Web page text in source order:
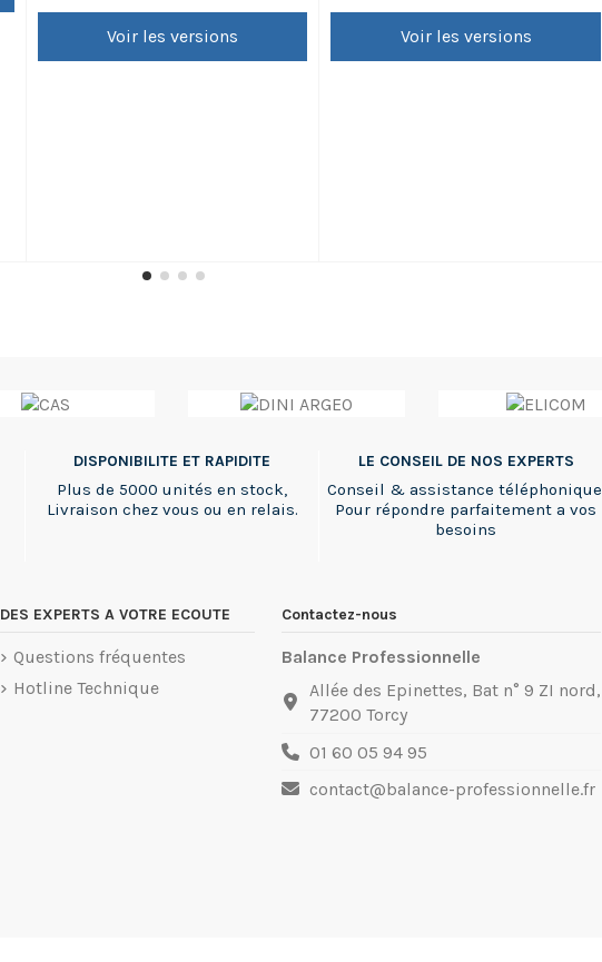
Voir les versions Voir les versions
DISPONIBILITE ET RAPIDITE
Plus de 5000 unités en stock,
Livraison chez vous ou en relais.
LE CONSEIL DE NOS EXPERTS
Conseil & assistance téléphonique,
Pour répondre parfaitement a vos
besoins
DES EXPERTS A VOTRE ECOUTE
Questions fréquentes
Hotline Technique
Contactez-nous
Balance Professionnelle
Allée des Epinettes, Bat n° 9 ZI nord,
77200 Torcy
01 60 05 94 95
contact@balance-professionnelle.fr